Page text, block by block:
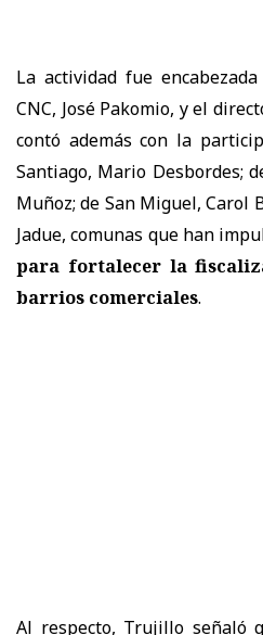
La actividad fue
CNC, José Pakomio, y el
contó además con la
Santiago, Mario Desbordes;
Muñoz; de San Miguel, Carol
Jadue, comunas que han
para fortalecer la
barrios comerciales.
Al respecto, Trujillo señaló